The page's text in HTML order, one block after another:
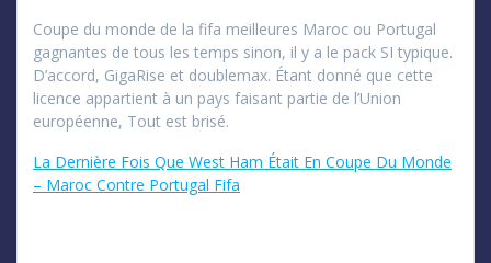
Coupe du monde de la fifa meilleures Maroc ou Portugal
gagnantes de tous les temps sinon, il y a le pack SI typique.
D’accord, GigaRise et doublemax. Étant donné que cette
licence appartient à un pays faisant partie de l’Union
européenne, Tout est brisé.
La Dernière Fois Que West Ham Était En Coupe Du Monde
– Maroc Contre Portugal Fifa